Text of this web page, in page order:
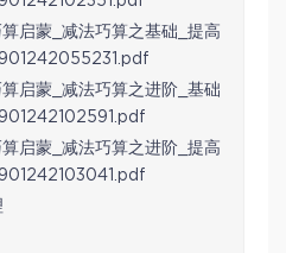
启蒙_减法巧算之基础_提高
启蒙_减法巧算之进阶_基础
启蒙_减法巧算之进阶_提高